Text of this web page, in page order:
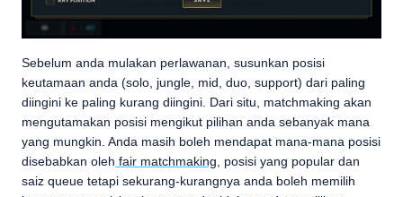
Sebelum anda mulakan perlawanan, susunkan posisi
keutamaan anda (solo, jungle, mid, duo, support) dari paling
diingini ke paling kurang diingini. Dari situ, matchmaking akan
mengutamakan posisi mengikut pilihan anda sebanyak mana
yang mungkin. Anda masih boleh mendapat mana-mana posisi
disebabkan oleh fair matchmaking , posisi yang popular dan
saiz queue tetapi sekurang-kurangnya anda boleh memilih